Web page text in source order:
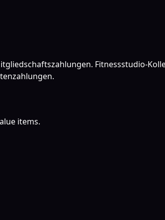
Fitnessstudio-
items.